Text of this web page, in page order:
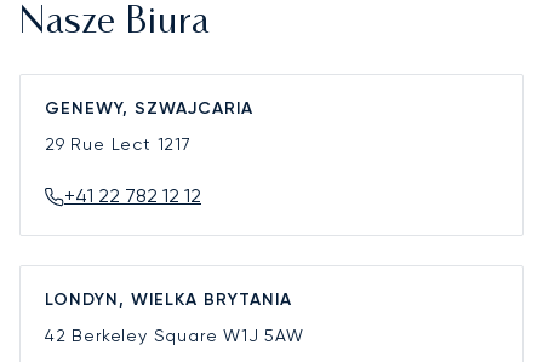
Nasze Biura
GENEWY, SZWAJCARIA
29 Rue Lect 1217
+41 22 782 12 12
LONDYN, WIELKA BRYTANIA
42 Berkeley SquareW1J 5AW